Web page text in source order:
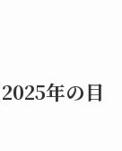
年の目